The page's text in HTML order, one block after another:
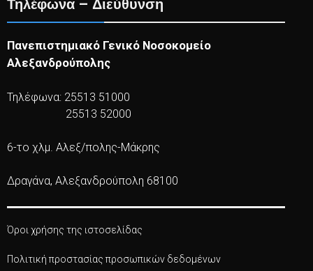
Τηλέφωνα – Διεύθυνση
Πανεπιστημιακό Γενικό Νοσοκομείο
Αλεξανδρούπολης
Τηλέφωνα: 25513 51000
25513 52000
6-το χλμ. Αλεξ/πολης-Μάκρης
Δραγάνα, Αλεξανδρούπολη 68100
Όροι χρήσης της ιστοσελίδας
Πολιτική προστασίας προσωπικών δεδομένων